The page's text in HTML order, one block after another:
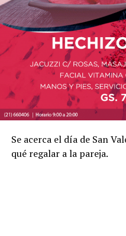
Se acerca el día de San
qué regalar a la pareja.